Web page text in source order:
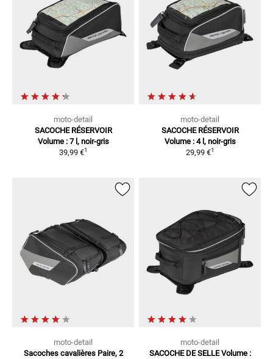
moto-detail
SACOCHE RÉSERVOIR
Volume : 7 l, noir-gris
39,99 €1
moto-detail
SACOCHE RÉSERVOIR
Volume : 4 l, noir-gris
29,99 €1
moto-detail
Sacoches cavalières Paire, 2
moto-detail
SACOCHE DE SELLE Volume :